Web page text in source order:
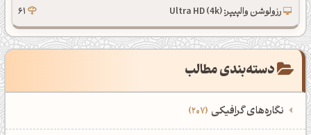
رزولوشن والپیپر: Ultra HD (4k) 61
دسته‌بندی مطالب
نگاره‌های گرافیکی 207